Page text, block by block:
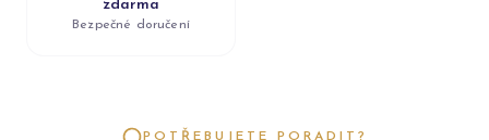
zdarma
Bezpečné doručení
POTŘEBUJETE PORADIT?